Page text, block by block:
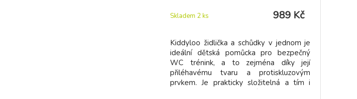
Skladem 2ks 989 Kč
Kiddyloo židlička a schůdky v jednom je
ideální dětská pomůcka pro bezpečný
WC trénink, a to zejména díky její
přiléhavému tvaru a protiskluzovým
prvkem. Je prakticky složitelná a tím i